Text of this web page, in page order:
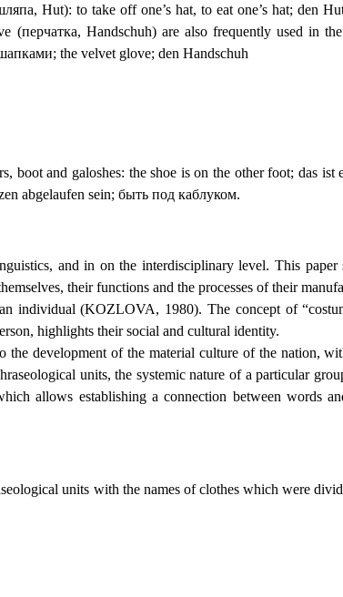
Hut): to take off one’s hat, to eat one’s hat; den
Handschuh) are also frequently used in
the velvet glove; den Handschuh
boot and galoshes: the shoe is on the other foot; das
abgelaufen sein; быть под каблуком.
and in on the interdisciplinary level. This paper
their functions and the processes of their
individual (KOZLOVA, 1980). The concept of
highlights their social and cultural identity.
development of the material culture of the nation,
units, the systemic nature of a particular
allows establishing a connection between words
units with the names of clothes which were